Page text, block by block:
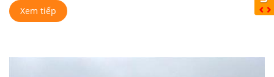
Xem tiếp